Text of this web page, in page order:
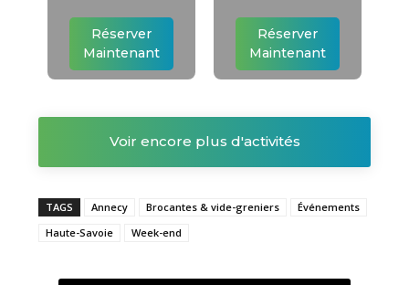
Réserver
Maintenant
Réserver
Maintenant
Voir encore plus d'activités
TAGS Annecy Brocantes & vide-greniers
Événements
Haute-Savoie
Week-end